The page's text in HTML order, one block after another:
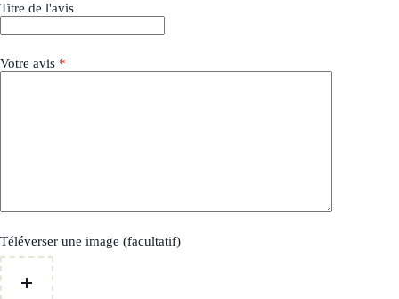
Titre de l'avis
Votre avis *
Téléverser une image (facultatif)